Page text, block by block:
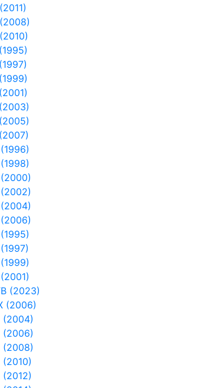
(2023)
(2006)
(2004)
(2006)
(2008)
(2010)
(2012)